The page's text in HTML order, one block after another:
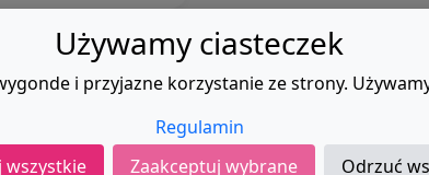
Używamy ciasteczek
i przyjazne korzystanie ze strony.
Regulamin
wszystkie
Zaakceptuj wybrane Odrzuć
Regulamin|